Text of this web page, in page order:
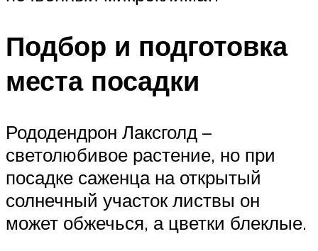
Подбор и подготовка
места посадки
Рододендрон Лаксголд –
светолюбивое растение, но при
посадке саженца на открытый
солнечный участок листвы он
может обжечься, а цветки блеклые.